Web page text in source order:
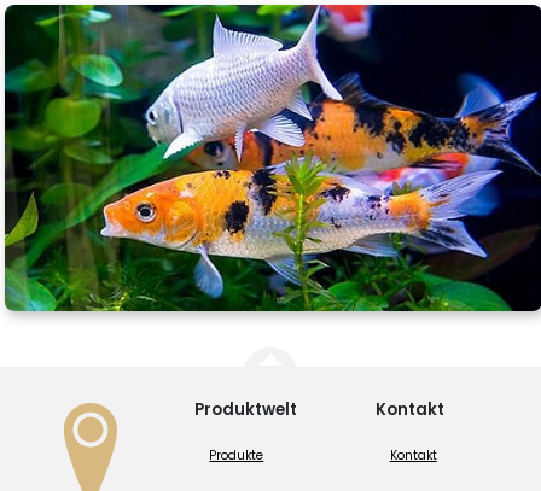
Produktwelt
Produkte
Kontakt
Kontakt